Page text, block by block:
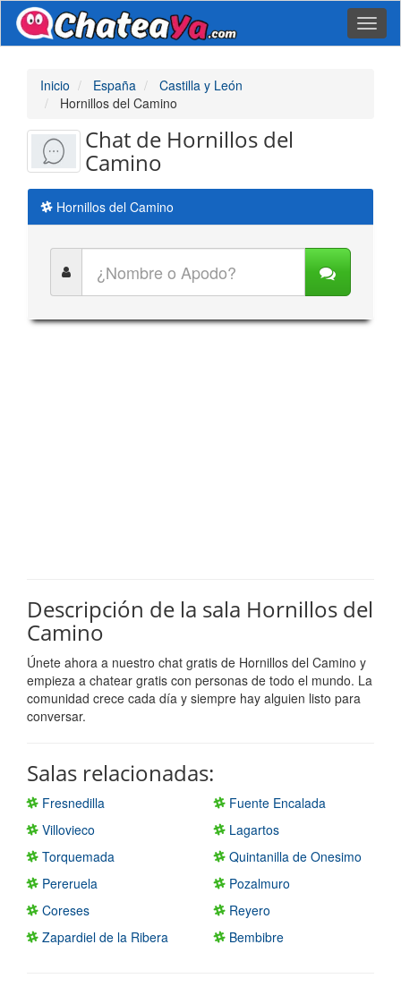
Inicio España
Castilla y León
Hornillos del Camino
Chat de Hornillos del
Camino
Hornillos del Camino
Descripción de la sala Hornillos del
Camino
Únete ahora a nuestro chat gratis de Hornillos del Camino y
empieza a chatear gratis con personas de todo el mundo. La
comunidad crece cada día y siempre hay alguien listo para
conversar.
Salas relacionadas:
Fresnedilla
Fuente Encalada
Villovieco
Lagartos
Torquemada
Quintanilla de Onesimo
Pereruela
Pozalmuro
Coreses
Reyero
Zapardiel de la Ribera
Bembibre